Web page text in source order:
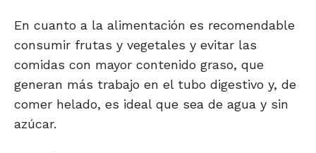
En cuanto a la alimentación es recomendable
consumir frutas y vegetales y evitar las
comidas con mayor contenido graso, que
generan más trabajo en el tubo digestivo y, de
comer helado, es ideal que sea de agua y sin
azúcar.